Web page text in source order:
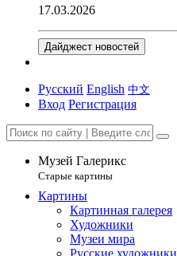
17.03.2026
Дайджест новостей
Русский English 中文
Вход Регистрация
Музей Галерикс
Старые картины
Картины
Картинная галерея
Художники
Музеи мира
Русские художники